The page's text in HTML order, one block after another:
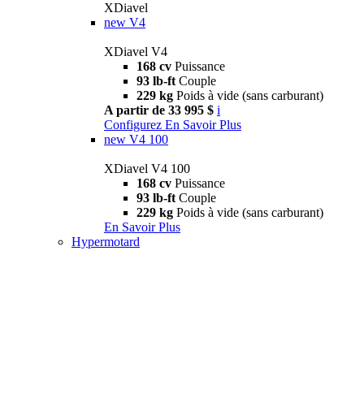
XDiavel
new V4
XDiavel V4
168 cv Puissance
93 lb-ft Couple
229 kg Poids à vide (sans carburant)
A partir de 33 995 $ i
Configurez En Savoir Plus
new V4 100
XDiavel V4 100
168 cv Puissance
93 lb-ft Couple
229 kg Poids à vide (sans carburant)
En Savoir Plus
Hypermotard